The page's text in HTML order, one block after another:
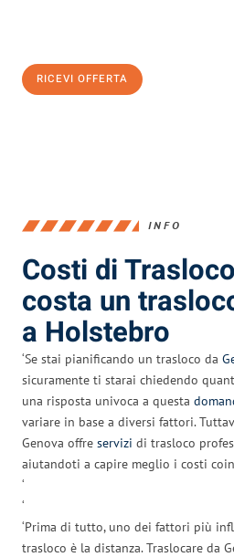
RICEVI OFFERTA
INFO
Costi di
costa un
a Holstebro
‘Se stai pianificando un trasloco da
sicuramente ti starai chiedendo
una risposta univoca a questa
variare in base a diversi fattori.
Genova offre servizi di trasloco
aiutandoti a capire meglio i costi
‘
‘
‘Prima di tutto, uno dei fattori più
trasloco è la distanza. Traslocare da